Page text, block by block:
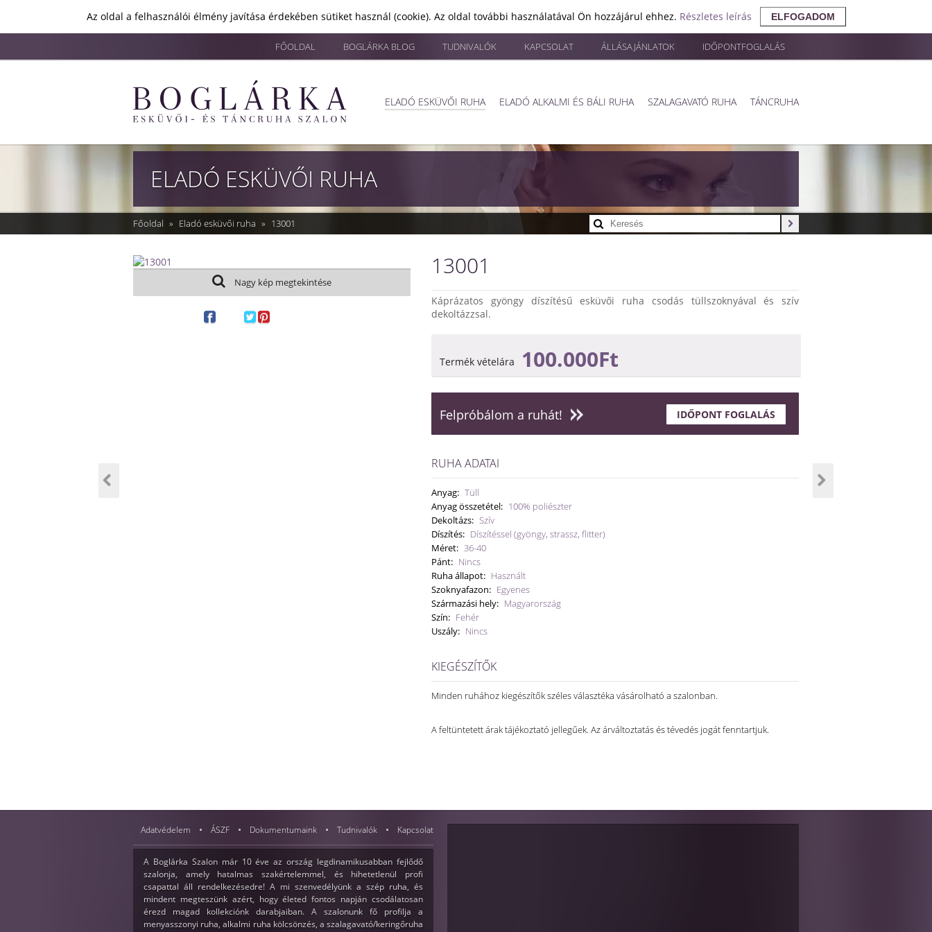
Az oldal a felhasználói élmény javítása érdekében sütiket használ (cookie). Az oldal további használatával Ön hozzájárul ehhez. Részletes leírás ELFOGADOM
IDŐPONTFOGLALÁS
ÁLLÁSAJÁNLATOK
KAPCSOLAT
TUDNIVALÓK
BOGLÁRKA BLOG
FŐOLDAL
ELADÓ ESKÜVŐI RUHA ELADÓ ALKALMI ÉS BÁLI RUHA SZALAGAVATÓ RUHA TÁNCRUHA
ELADÓ ESKÜVŐI RUHA
Főoldal » Eladó esküvői ruha » 13001
Nagy kép megtekintése
13001
Káprázatos gyöngy díszítésű esküvői ruha csodás tüllszoknyával és szív
dekoltázzsal.
Termék vételára 100.000Ft
Felpróbálom a ruhát! IDŐPONT FOGLALÁS
RUHA ADATAI
Anyag: Tüll
Anyag összetétel: 100% poliészter
Dekoltázs: Szív
Díszítés: Díszítéssel (gyöngy, strassz, flitter)
Méret: 36-40
Pánt: Nincs
Ruha állapot: Használt
Szoknyafazon: Egyenes
Származási hely: Magyarország
Szín: Fehér
Uszály: Nincs
KIEGÉSZÍTŐK
Minden ruhához kiegészítők széles választéka vásárolható a szalonban.
A feltüntetett árak tájékoztató jellegűek. Az árváltoztatás és tévedés jogát fenntartjuk.
Adatvédelem ÁSZF Dokumentumaink Tudnivalók Kapcsolat
A Boglárka Szalon már 10 éve az ország legdinamikusabban fejlődő
szalonja, amely hatalmas szakértelemmel, és hihetetlenül profi
csapattal áll rendelkezésedre! A mi szenvedélyünk a szép ruha, és
mindent megteszünk azért, hogy életed fontos napján csodálatosan
érezd magad kollekciónk darabjaiban. A szalonunk fő profilja a
menyasszonyi ruha, alkalmi ruha kölcsönzés, a szalagavató/keringőruha